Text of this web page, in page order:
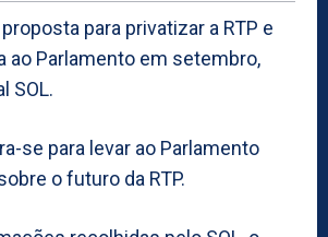
para privatizar a RTP e
ao Parlamento em setembro,
SOL.
se para levar ao Parlamento
o futuro da RTP.